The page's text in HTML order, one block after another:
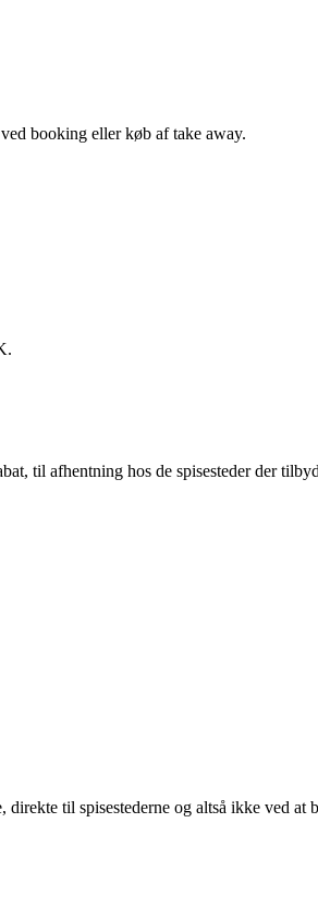
booking eller køb af take away.
til afhentning hos de spisesteder der
til spisestederne og altså ikke ved at